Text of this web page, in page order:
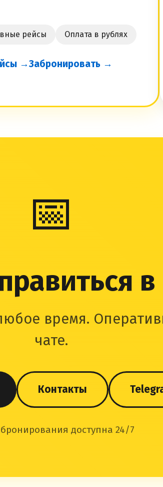
рейсы Оплата в рублях
→Забронировать →
📅
в
время.
чате.
Контакты
доступна 24/7